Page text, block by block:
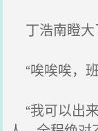
丁浩南瞪大
“唉唉唉，
“我可以出